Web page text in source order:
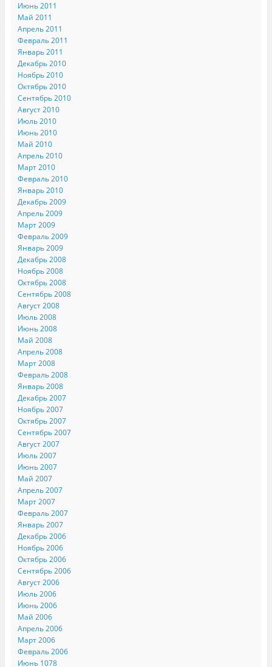
Июнь 2011
Май 2011
Апрель 2011
Февраль 2011
Январь 2011
Декабрь 2010
Ноябрь 2010
Октябрь 2010
Сентябрь 2010
Август 2010
Июль 2010
Июнь 2010
Май 2010
Апрель 2010
Март 2010
Февраль 2010
Январь 2010
Декабрь 2009
Апрель 2009
Март 2009
Февраль 2009
Январь 2009
Декабрь 2008
Ноябрь 2008
Октябрь 2008
Сентябрь 2008
Август 2008
Июль 2008
Июнь 2008
Май 2008
Апрель 2008
Март 2008
Февраль 2008
Январь 2008
Декабрь 2007
Ноябрь 2007
Октябрь 2007
Сентябрь 2007
Август 2007
Июль 2007
Июнь 2007
Май 2007
Апрель 2007
Март 2007
Февраль 2007
Январь 2007
Декабрь 2006
Ноябрь 2006
Октябрь 2006
Сентябрь 2006
Август 2006
Июль 2006
Июнь 2006
Май 2006
Апрель 2006
Март 2006
Февраль 2006
Июнь 1078